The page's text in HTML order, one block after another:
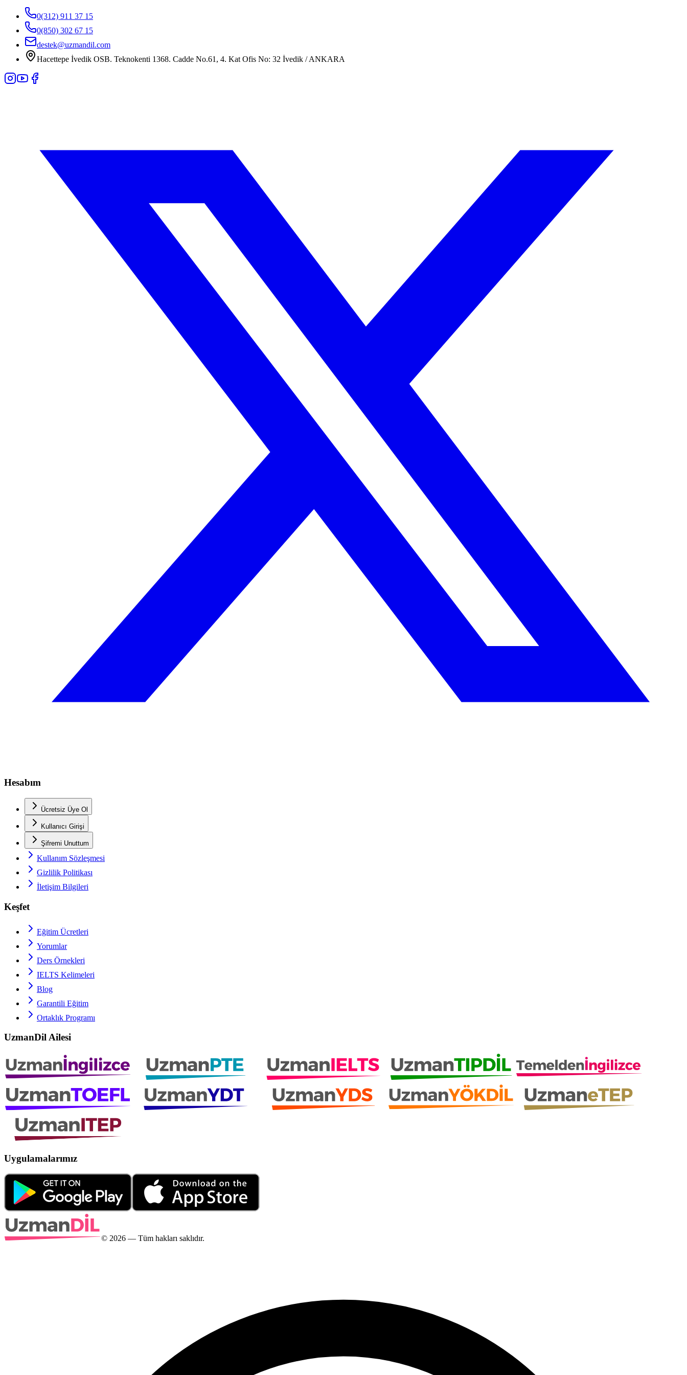
0(312) 911 37 15
0(850) 302 67 15
destek@uzmandil.com
Hacettepe İvedik OSB. Teknokenti 1368. Cadde No.61, 4. Kat Ofis No: 32 İvedik / ANKARA
Hesabım
Ücretsiz Üye Ol
Kullanıcı Girişi
Şifremi Unuttum
Kullanım Sözleşmesi
Gizlilik Politikası
İletişim Bilgileri
Keşfet
Eğitim Ücretleri
Yorumlar
Ders Örnekleri
IELTS Kelimeleri
Blog
Garantili Eğitim
Ortaklık Programı
UzmanDil Ailesi
Uygulamalarımız
© 2026 — Tüm hakları saklıdır.